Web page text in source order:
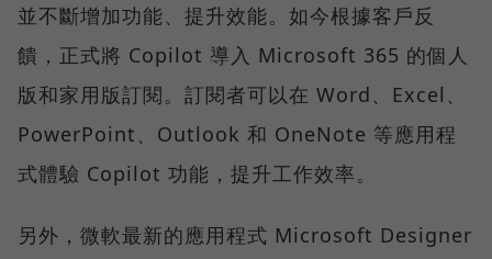
並不斷增加功能、提升效能。如今根據客戶反
饋，正式將 Copilot 導入 Microsoft 365 的個人
版和家用版訂閱。訂閱者可以在 Word、Excel、
PowerPoint、Outlook 和 OneNote 等應用程
式體驗 Copilot 功能，提升工作效率。
另外，微軟最新的應用程式 Microsoft Designer